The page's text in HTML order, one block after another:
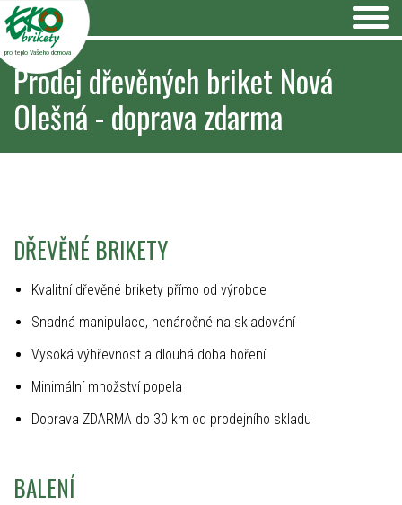
pro teplo Vašeho domova
Prodej dřevěných briket Nová
Olešná - doprava zdarma
DŘEVĚNÉ BRIKETY
Kvalitní dřevěné brikety přímo od výrobce
Snadná manipulace, nenáročné na skladování
Vysoká výhřevnost a dlouhá doba hoření
Minimální množství popela
Doprava ZDARMA do 30 km od prodejního skladu
BALENÍ